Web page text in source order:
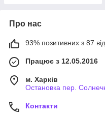
Про нас
93% позитивних з 87
Працює з 12.05.2016
м. Харків
Остановка пер.
Контакти